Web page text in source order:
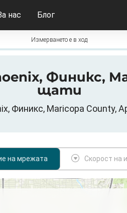
нас Блог
Измерването е в ход
Финикс,
щати
Финикс, Maricopa County,
на мрежата Скорост на